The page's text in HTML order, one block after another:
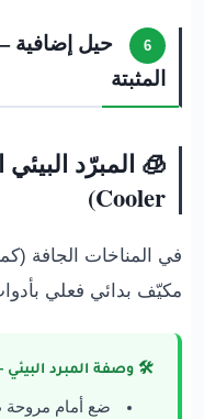
6
حيل إضافية
المثبتة
Cooler)
في المناخات الجافة
مكيّف بدائي فعلي
🛠️ وصفة المبرد البيئي — في
ضع أمام مروحة